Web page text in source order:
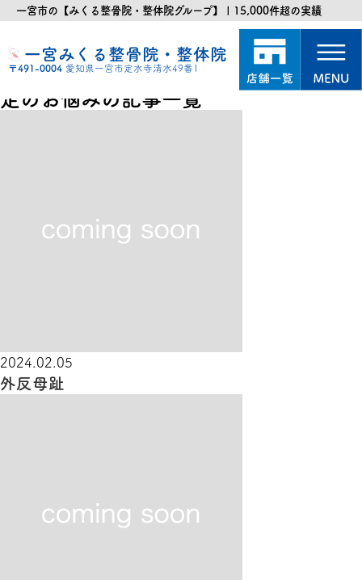
一宮市の【みくる整骨院・整体院グループ】 | 15,000件超の実績
一宮みくる整骨院・整体院
〒491-0004 愛知県一宮市定水寺清水49番1
足のお悩みの記事一覧
2024.02.05
外反母趾